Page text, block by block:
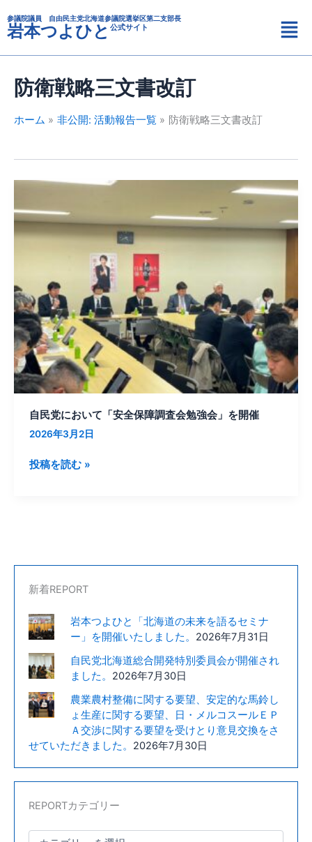
容
を
ス
参議院議員 自由民主党北海道参議院選挙区第二支部長
岩本つよひと 公式サイト
メ
ニ
ュ
防衛戦略三文書改訂
ホーム 非公開: 活動報告一覧 防衛戦略三文書改訂
自民党において「安全保障調査会勉強会」を開催
2026年3月2日
党
に
「安
全
保
障
調
査
勉
強
を
投稿を読む »
新着REPORT
岩本つよひと「北海道の未来を語るセミナ
ー」を開催いたしました。
2026年7月31日
自民党北海道総合開発特別委員会が開催され
ました。
2026年7月30日
農業農村整備に関する要望、安定的な馬鈴し
ょ生産に関する要望、日・メルコスールＥＰ
Ａ交渉に関する要望を受けとり意見交換をさ
せていただきました。 2026年7月30日
REPORTカテゴリー
テ
ゴ